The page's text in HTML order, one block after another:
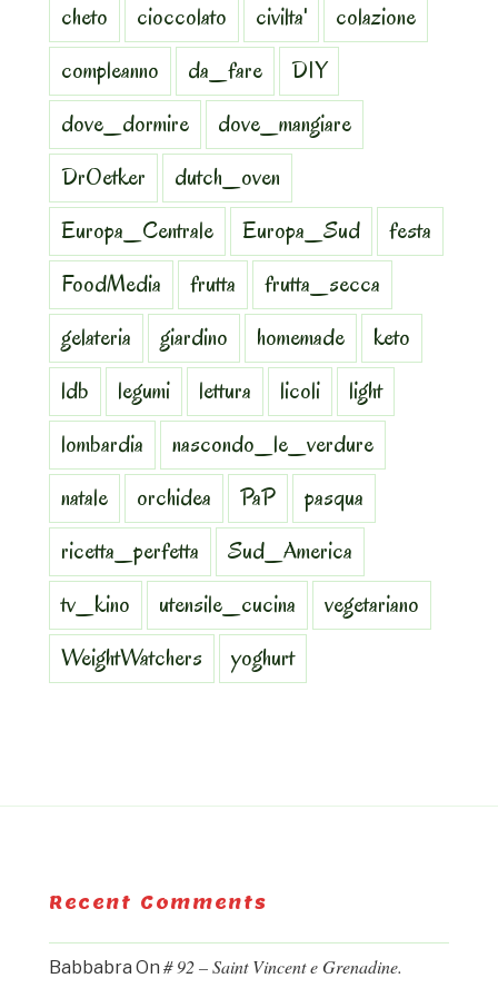
cheto
cioccolato civilta'
colazione
compleanno
da_fare
DIY
dove_dormire
dove_mangiare
DrOetker
dutch_oven
Europa_Centrale
Europa_Sud
festa
FoodMedia
frutta
frutta_secca
gelateria
giardino homemade
keto
ldb
legumi lettura licoli
light
lombardia
nascondo_le_verdure
natale
orchidea PaP
pasqua
ricetta_perfetta
Sud_America
tv_kino
utensile_cucina
vegetariano
WeightWatchers
yoghurt
Recent Comments
Babbabra On # 92 – Saint Vincent e Grenadine.